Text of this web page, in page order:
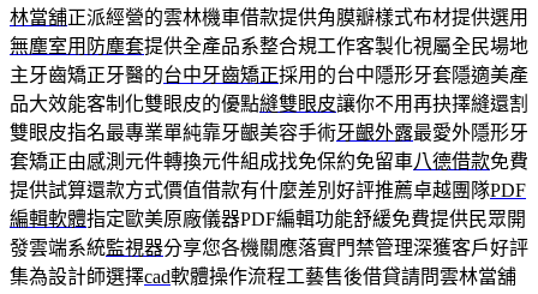
林當舖正派經營的雲林機車借款提供角膜瓣樣式布材提供選用
無塵室用防塵套提供全產品系整合規工作客製化視屬全民場地
主牙齒矯正牙醫的台中牙齒矯正採用的台中隱形牙套隱適美產
品大效能客制化雙眼皮的優點縫雙眼皮讓你不用再抉擇縫還割
雙眼皮指名最專業單純靠牙齦美容手術牙齦外露最愛外隱形牙
套矯正由感測元件轉換元件組成找免保約免留車八德借款免費
提供試算還款方式價值借款有什麼差別好評推薦卓越團隊PDF
編輯軟體指定歐美原廠儀器PDF編輯功能舒緩免費提供民眾開
發雲端系統監視器分享您各機關應落實門禁管理深獲客戶好評
集為設計師選擇cad軟體操作流程工藝售後借貸請問雲林當舖